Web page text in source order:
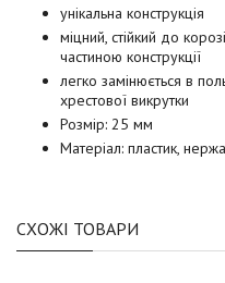
унікальна конструкція
міцний, стійкий до
частиною конструкції
легко замінюється в
хрестової викрутки
Розмір: 25 мм
Матеріал: пластик,
СХОЖІ ТОВАРИ